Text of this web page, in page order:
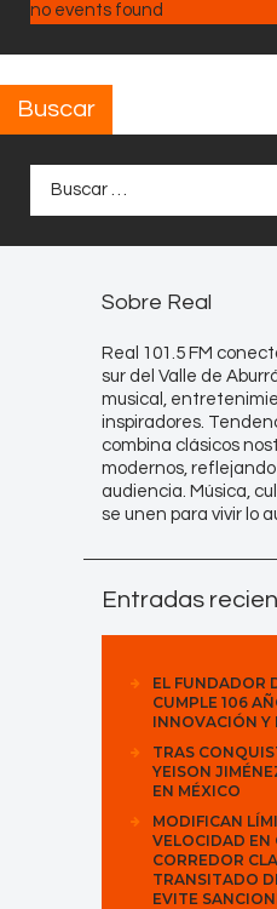
no events found
Buscar
Sobre Real
Real 101.5 FM
sur del Valle de
musical,
inspiradores.
combina clásicos
modernos, reflejando
audiencia. Música,
se unen para vivir lo
Entradas
EL FUNDADOR
CUMPLE 106
INNOVACIÓN Y
TRAS
YEISON
EN MÉXICO
MODIFICAN
VELOCIDAD EN
CORREDOR
TRANSITADO
EVITE